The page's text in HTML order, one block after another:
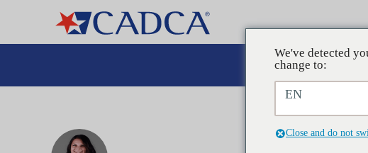
Advocacia
POSTAGEM
We've detected
change to:
EN
Close and do not